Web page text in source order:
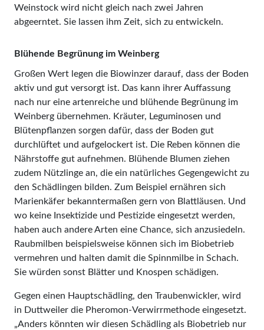
Weinstock wird nicht gleich nach zwei Jahren
abgeerntet. Sie lassen ihm Zeit, sich zu entwickeln.
Blühende Begrünung im Weinberg
Großen Wert legen die Biowinzer darauf, dass der Boden
aktiv und gut versorgt ist. Das kann ihrer Auffassung
nach nur eine artenreiche und blühende Begrünung im
Weinberg übernehmen. Kräuter, Leguminosen und
Blütenpflanzen sorgen dafür, dass der Boden gut
durchlüftet und aufgelockert ist. Die Reben können die
Nährstoffe gut aufnehmen. Blühende Blumen ziehen
zudem Nützlinge an, die ein natürliches Gegengewicht zu
den Schädlingen bilden. Zum Beispiel ernähren sich
Marienkäfer bekanntermaßen gern von Blattläusen. Und
wo keine Insektizide und Pestizide eingesetzt werden,
haben auch andere Arten eine Chance, sich anzusiedeln.
Raubmilben beispielsweise können sich im Biobetrieb
vermehren und halten damit die Spinnmilbe in Schach.
Sie würden sonst Blätter und Knospen schädigen.
Gegen einen Hauptschädling, den Traubenwickler, wird
in Duttweiler die Pheromon-Verwirrmethode eingesetzt.
„Anders könnten wir diesen Schädling als Biobetrieb nur